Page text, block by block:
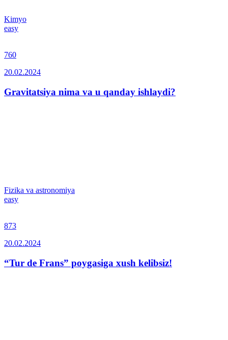
Kimyo
easy
760
20.02.2024
Gravitatsiya nima va u qanday ishlaydi?
Fizika va astronomiya
easy
873
20.02.2024
“Tur de Frans” poygasiga xush kelibsiz!